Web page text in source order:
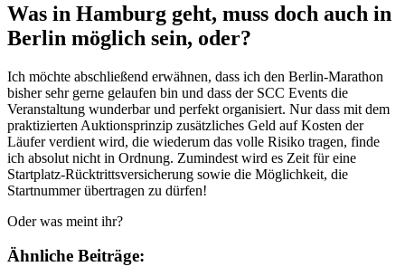
Was in Hamburg geht, muss doch auch in
Berlin möglich sein, oder?
Ich möchte abschließend erwähnen, dass ich den Berlin-Marathon
bisher sehr gerne gelaufen bin und dass der SCC Events die
Veranstaltung wunderbar und perfekt organisiert. Nur dass mit dem
praktizierten Auktionsprinzip zusätzliches Geld auf Kosten der
Läufer verdient wird, die wiederum das volle Risiko tragen, finde
ich absolut nicht in Ordnung. Zumindest wird es Zeit für eine
Startplatz-Rücktrittsversicherung sowie die Möglichkeit, die
Startnummer übertragen zu dürfen!
Oder was meint ihr?
Ähnliche Beiträge: